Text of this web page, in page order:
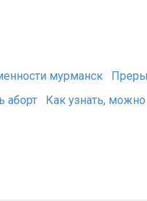
Как узнать, можно